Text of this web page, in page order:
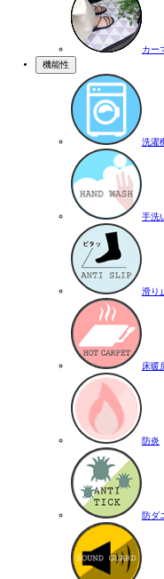
カー
機能性
洗濯
手洗
滑り
床暖
防炎
防ダ